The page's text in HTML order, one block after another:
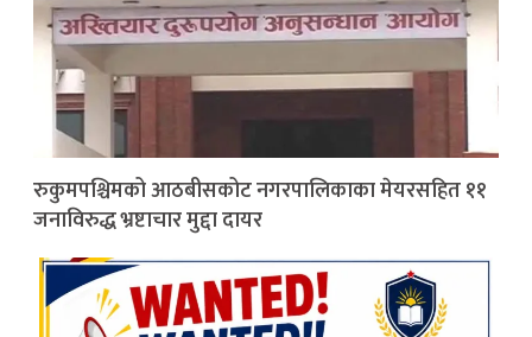
रुकुमपश्चिमको आठबीसकोट नगरपालिकाका मेयरसहित ११
जनाविरुद्ध भ्रष्टाचार मुद्दा दायर